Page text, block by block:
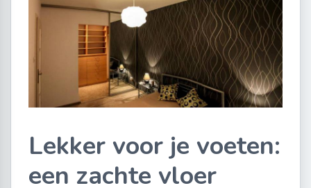
Lekker voor je voeten:
een zachte vloer